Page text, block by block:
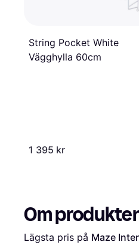
String Pocket White
Vägghylla 60cm
1 395 kr
Om
Lägsta pris på Maze